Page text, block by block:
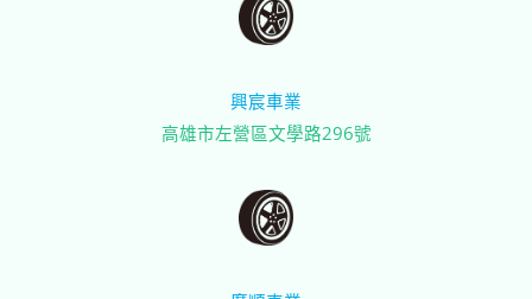
興宸車業
高雄市左營區文學路296號